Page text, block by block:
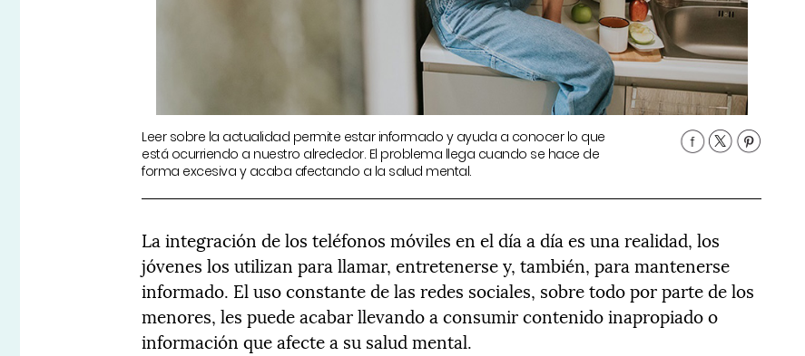
Leer sobre la actualidad permite estar informado y ayuda a conocer lo que
está ocurriendo a nuestro alrededor. El problema llega cuando se hace de
forma excesiva y acaba afectando a la salud mental.
La integración de los teléfonos móviles en el día a día es una realidad, los
jóvenes los utilizan para llamar, entretenerse y, también, para mantenerse
informado. El uso constante de las redes sociales, sobre todo por parte de los
menores, les puede acabar llevando a consumir contenido inapropiado o
información que afecte a su salud mental.